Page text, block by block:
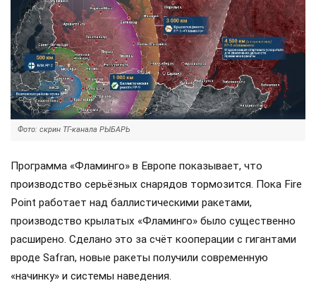
Фото: скрин ТГ-канала РЫБАРЬ
Программа «Фламинго» в Европе показывает, что
производство серьёзных снарядов тормозится. Пока Fire
Point работает над баллистическими ракетами,
производство крылатых «Фламинго» было существенно
расширено. Сделано это за счёт кооперации с гигантами
вроде Safran, новые ракеты получили современную
«начинку» и системы наведения.